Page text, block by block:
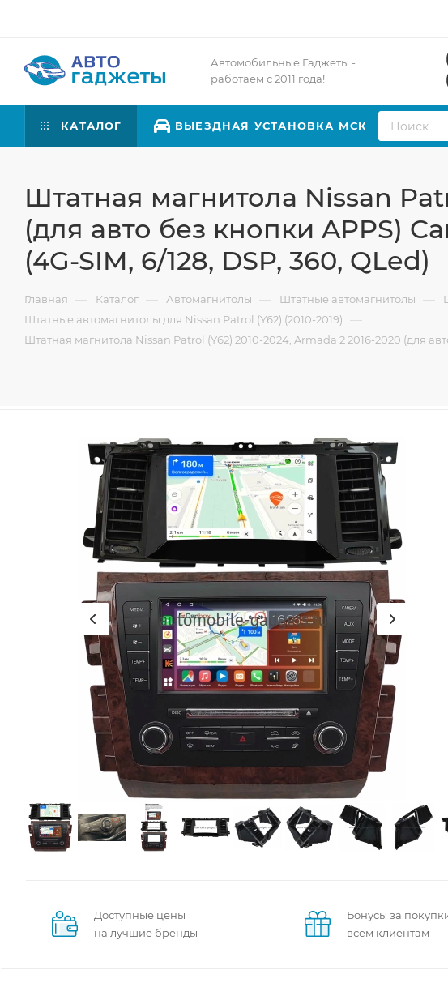
Автомобильные Гаджеты -
работаем с 2011 года!
КАТАЛОГ ВЫЕЗДНАЯ УСТАНОВКА МСК
Штатная магнитола Nissan
(для авто без кнопки APPS)
(4G-SIM, 6/128, DSP, 360, QLed)
Главная — Каталог — Автомагнитолы — Штатные автомагнитолы —
Штатные автомагнитолы для Nissan Patrol (Y62) (2010-2019) —
Штатная магнитола Nissan Patrol (Y62) 2010-2024, Armada 2 2016-2020 (для
Доступные цены
на лучшие бренды
Бонусы за
всем клиентам